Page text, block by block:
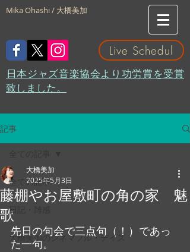
Mika Ohashi / 大橋美加
Live Schedul
​日本ジャズ音楽協会より功労賞を受賞
致しました。
記事
全ての記事
日記・雑感
大橋美加のシネマフル・デイズ
藤棚やお屋敷町の角の家 魅
歌
大橋美加
2025年5月3日
先日の句会で三点句（！）であっ
た一句。